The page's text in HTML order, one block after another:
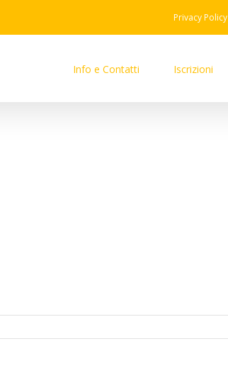
Privacy Policy
Info e Contatti Iscrizioni